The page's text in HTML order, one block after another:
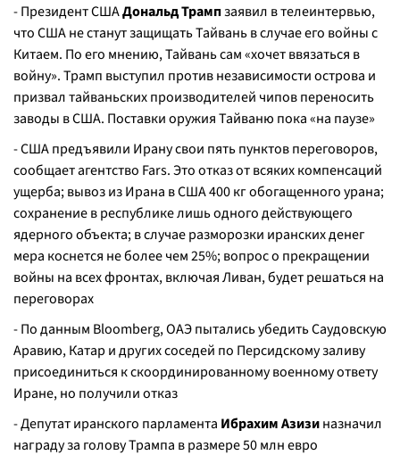
- Президент СШАДональд Трампзаявил в телеинтервью,
что США не станут защищать Тайвань в случае его войны с
Китаем. По его мнению, Тайвань сам «хочет ввязаться в
войну». Трамп выступил против независимости острова и
призвал тайваньских производителей чипов переносить
заводы в США. Поставки оружия Тайваню пока «на паузе»
- США предъявили Ирану свои пять пунктов переговоров,
сообщает агентство Fars. Это отказ от всяких компенсаций
ущерба; вывоз из Ирана в США 400 кг обогащенного урана;
сохранение в республике лишь одного действующего
ядерного объекта; в случае разморозки иранских денег
мера коснется не более чем 25%; вопрос о прекращении
войны на всех фронтах, включая Ливан, будет решаться на
переговорах
- По данным Bloomberg, ОАЭ пытались убедить Саудовскую
Аравию, Катар и других соседей по Персидскому заливу
присоединиться к скоординированному военному ответу
Иранe, но получили отказ
- Депутат иранского парламента Ибрахим Азизиназначил
награду за голову Трампа в размере 50 млн евро